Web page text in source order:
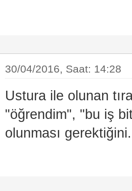
30/04/2016, Saat: 14:28
Ustura ile olunan
"öğrendim", "bu iş
olunması